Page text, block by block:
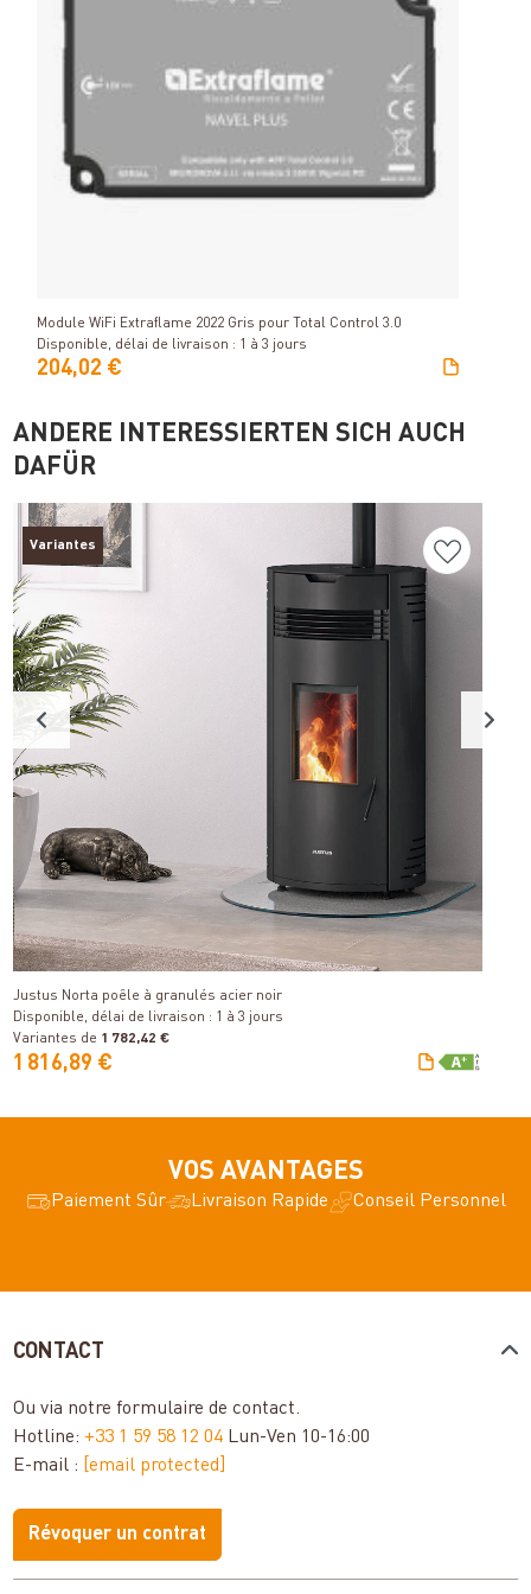
Module WiFi Extraflame 2022 Gris pour Total Control 3.0
Disponible, délai de livraison : 1 à 3 jours
204,02 €
ANDERE INTERESSIERTEN SICH AUCH
DAFÜR
Variantes
Détails
Justus Norta poêle à granulés acier noir
Disponible, délai de livraison : 1 à 3 jours
Variantes de 1 782,42 €
1 816,89 €
VOS AVANTAGES
Paiement Sûr Livraison Rapide Conseil Personnel
CONTACT
Ou via notreformulaire de contact.
Hotline: +33 1 59 58 12 04 Lun-Ven 10-16:00
E-mail : [email protected]
Révoquer un contrat